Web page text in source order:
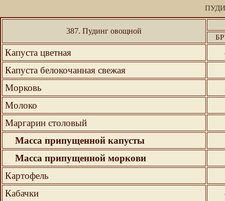
387. Пудинг овощной
Капуста цветная
Капуста белокочанная свежая
Морковь
Молоко
Маргарин столовый
Масса припущенной капусты
Масса припущенной моркови
Картофель
Кабачки